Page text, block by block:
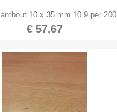
10 x 35 mm 10.9 per 200
€ 57,67